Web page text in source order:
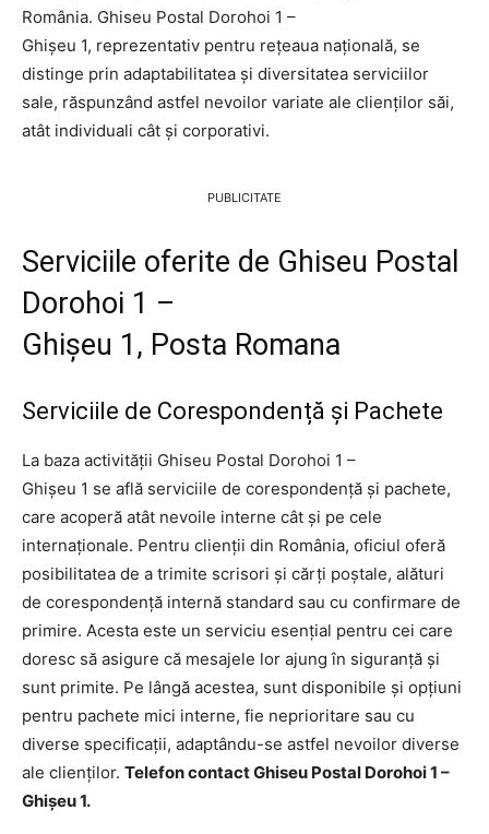
România. Ghiseu Postal Dorohoi 1 –
Ghişeu 1, reprezentativ pentru rețeaua națională, se
distinge prin adaptabilitatea și diversitatea serviciilor
sale, răspunzând astfel nevoilor variate ale clienților săi,
atât individuali cât și corporativi.
PUBLICITATE
Serviciile oferite de Ghiseu Postal
Dorohoi 1 –
Ghişeu 1, Posta Romana
Serviciile de Corespondență și Pachete
La baza activității Ghiseu Postal Dorohoi 1 –
Ghişeu 1 se află serviciile de corespondență și pachete,
care acoperă atât nevoile interne cât și pe cele
internaționale. Pentru clienții din România, oficiul oferă
posibilitatea de a trimite scrisori și cărți poștale, alături
de corespondență internă standard sau cu confirmare de
primire. Acesta este un serviciu esențial pentru cei care
doresc să asigure că mesajele lor ajung în siguranță și
sunt primite. Pe lângă acestea, sunt disponibile și opțiuni
pentru pachete mici interne, fie neprioritare sau cu
diverse specificații, adaptându-se astfel nevoilor diverse
ale clienților. Telefon contact Ghiseu Postal Dorohoi 1 –
Ghişeu 1.